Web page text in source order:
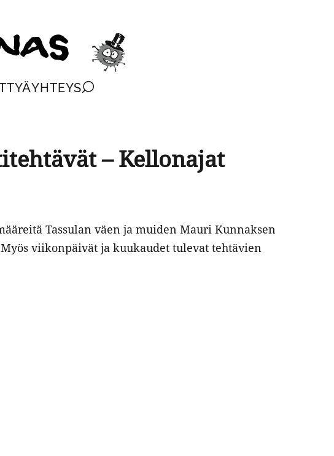
YHTEYS
– Kellonajat
Tassulan väen ja muiden Mauri Kunnaksen
viikonpäivät ja kuukaudet tulevat tehtävien